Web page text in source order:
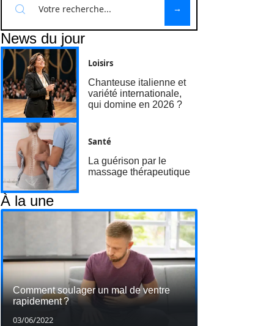
News du jour
Loisirs
Chanteuse italienne et
variété internationale,
qui domine en 2026 ?
Santé
La guérison par le
massage thérapeutique
À la une
Comment soulager un mal de ventre
rapidement ?
03/06/2022